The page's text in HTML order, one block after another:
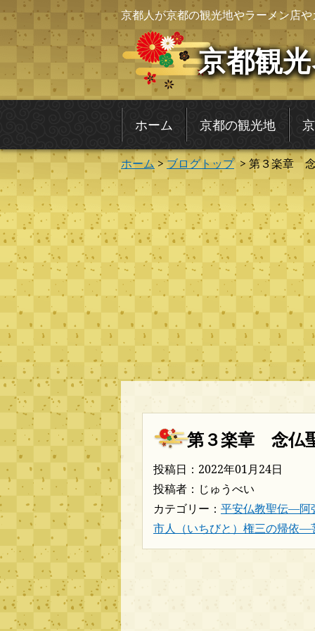
京都人が京都の観光地やラーメン店
京都観
ホーム 京都の観光地
ホーム >ブログトップ> 第３楽章
第３楽章 念
投稿日：2022年01月24日
投稿者：じゅうべい
カテゴリー： 平安仏教聖伝―阿
市人（いちびと）権三の帰依